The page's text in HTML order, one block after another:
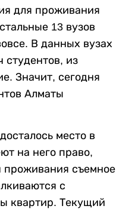
для проживания
13 вузов
В данных вузах
студентов, из
Значит, сегодня
Алматы
место в
на него право,
съемное
с
квартир. Текущий